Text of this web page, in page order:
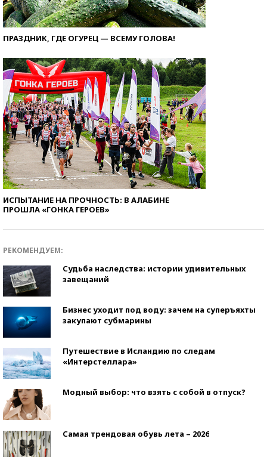
ПРАЗДНИК, ГДЕ ОГУРЕЦ — ВСЕМУ ГОЛОВА!
ИСПЫТАНИЕ НА ПРОЧНОСТЬ: В АЛАБИНЕ
ПРОШЛА «ГОНКА ГЕРОЕВ»
РЕКОМЕНДУЕМ:
Судьба наследства: истории удивительных
завещаний
Бизнес уходит под воду: зачем на суперъяхты
закупают субмарины
Путешествие в Исландию по следам
«Интерстеллара»
Модный выбор: что взять с собой в отпуск?
Самая трендовая обувь лета – 2026